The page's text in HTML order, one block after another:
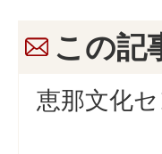
この記
恵那文化